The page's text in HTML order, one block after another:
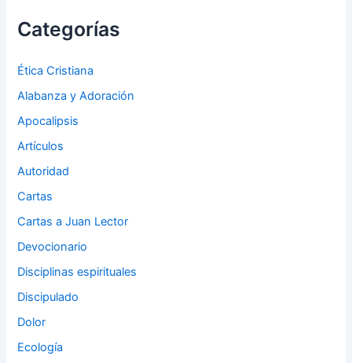
Categorías
Ética Cristiana
Alabanza y Adoración
Apocalipsis
Artículos
Autoridad
Cartas
Cartas a Juan Lector
Devocionario
Disciplinas espirituales
Discipulado
Dolor
Ecología